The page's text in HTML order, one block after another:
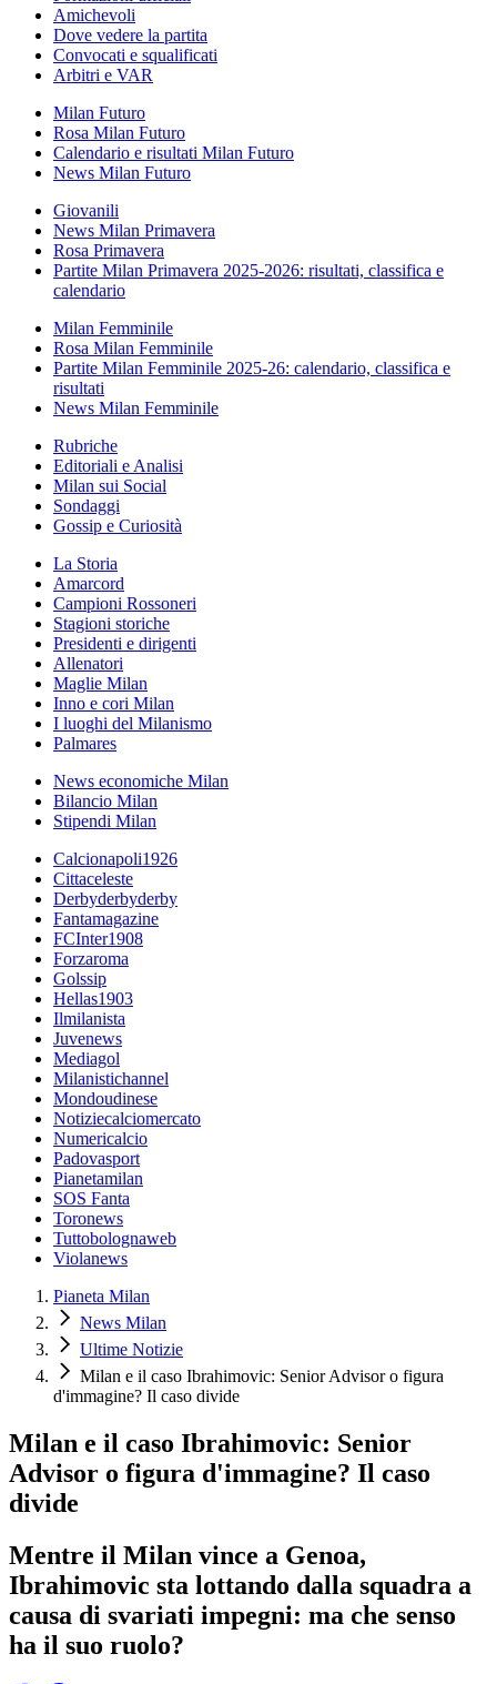
Amichevoli
Dove vedere la partita
Convocati e squalificati
Arbitri e VAR
Milan Futuro
Rosa Milan Futuro
Calendario e risultati Milan Futuro
News Milan Futuro
Giovanili
News Milan Primavera
Rosa Primavera
Partite Milan Primavera 2025-2026: risultati, classifica e
calendario
Milan Femminile
Rosa Milan Femminile
Partite Milan Femminile 2025-26: calendario, classifica e
risultati
News Milan Femminile
Rubriche
Editoriali e Analisi
Milan sui Social
Sondaggi
Gossip e Curiosità
La Storia
Amarcord
Campioni Rossoneri
Stagioni storiche
Presidenti e dirigenti
Allenatori
Maglie Milan
Inno e cori Milan
I luoghi del Milanismo
Palmares
News economiche Milan
Bilancio Milan
Stipendi Milan
Calcionapoli1926
Cittaceleste
Derbyderbyderby
Fantamagazine
FCInter1908
Forzaroma
Golssip
Hellas1903
Ilmilanista
Juvenews
Mediagol
Milanistichannel
Mondoudinese
Notiziecalciomercato
Numericalcio
Padovasport
Pianetamilan
SOS Fanta
Toronews
Tuttobolognaweb
Violanews
Pianeta Milan
News Milan
Ultime Notizie
Milan e il caso Ibrahimovic: Senior Advisor o figura
d'immagine? Il caso divide
Milan e il caso Ibrahimovic: Senior
Advisor o figura d'immagine? Il caso
divide
Mentre il Milan vince a Genoa,
Ibrahimovic sta lottando dalla squadra a
causa di svariati impegni: ma che senso
ha il suo ruolo?